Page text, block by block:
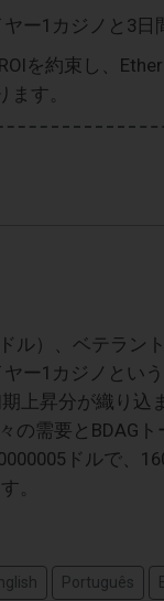
ヤー1カジノと3日
を約束し、
す。
ル）、ベテラン
ー1カジノとい
上昇分が織り込
の需要とBDAGト
ドルで、
。
Português